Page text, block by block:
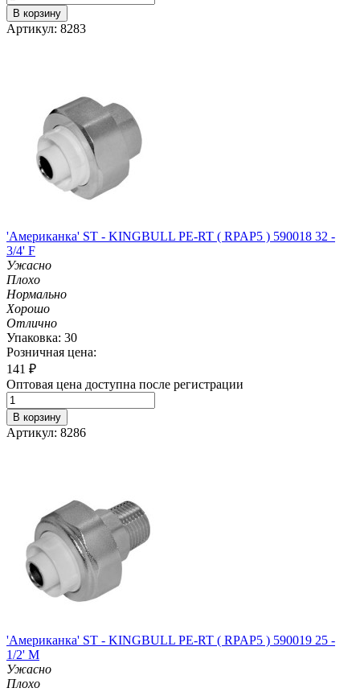
В корзину
Артикул: 8283
'Американка' ST - KINGBULL PE-RT ( RPAP5 ) 590018 32 -
3/4' F
Ужасно
Плохо
Нормально
Хорошо
Отлично
Упаковка: 30
Розничная цена:
141 ₽
Оптовая цена доступна после регистрации
В корзину
Артикул: 8286
'Американка' ST - KINGBULL PE-RT ( RPAP5 ) 590019 25 -
1/2' M
Ужасно
Плохо